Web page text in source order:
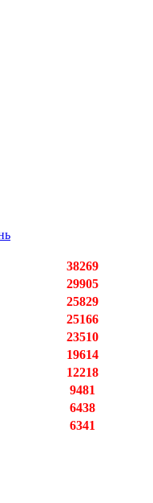
38269
29905
25829
25166
23510
19614
12218
9481
6438
6341